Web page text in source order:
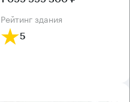
рейтинг здания
5